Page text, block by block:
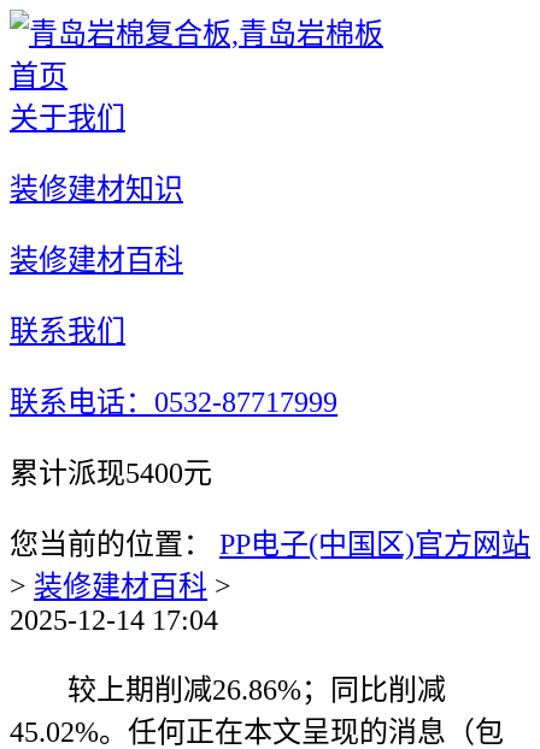
首页
关于我们
装修建材知识
装修建材百科
联系我们
联系电话：0532-87717999
累计派现5400元
您当前的位置： PP电子(中国区)官方网站
> 装修建材百科 >
2025-12-14 17:04
较上期削减26.86%；同比削减
45.02%。任何正在本文呈现的消息（包